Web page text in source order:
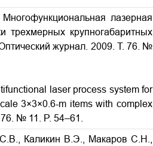
лазерная
трехмерных крупногабаритных
журнал. 2009. Т. 76. №
laser process system for
3×3×0.6-m items with complex
№ 11. P. 54–61.
Каликин В.Э., Макаров С.Н.,